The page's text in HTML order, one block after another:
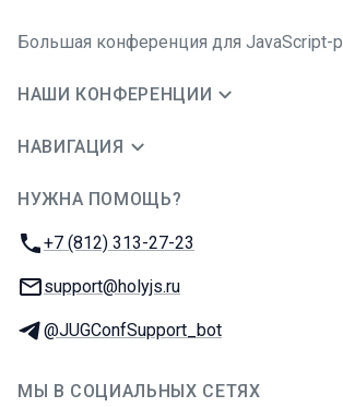
Большая конференция для JavaScript-
НАШИ КОНФЕРЕНЦИИ
НАВИГАЦИЯ
НУЖНА ПОМОЩЬ?
Телефон:
+7 (812) 313-27-23
E-mail:
support@holyjs.ru
Телеграм:
@JUGConfSupport_bot
МЫ В СОЦИАЛЬНЫХ СЕТЯХ